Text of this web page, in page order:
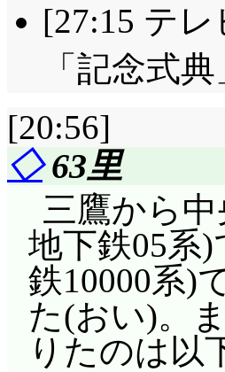
[27:15 テ
「記念式
[20:56]
◇63里
三鷹から
地下鉄05系
鉄10000系)
た(おい)。
りたのは以